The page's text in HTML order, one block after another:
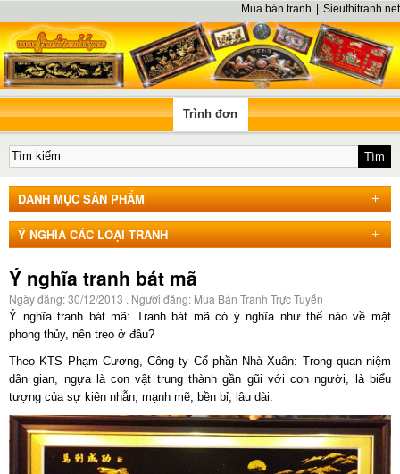
Sieuthitranh.net
Mua bán tranh
Trình đơn
DANH MỤC SẢN PHẨM
Ý NGHĨA CÁC LOẠI TRANH
Ý nghĩa tranh bát mã
Ngày đăng:30/12/2013 . Người đăng: Mua Bán Tranh Trực Tuyến
Ý nghĩa tranh bát mã: Tranh bát mã có ý nghĩa như thế nào về mặt
phong thủy, nên treo ở đâu?
Theo KTS Phạm Cương, Công ty Cổ phần Nhà Xuân: Trong quan niệm
dân gian, ngựa là con vật trung thành gần gũi với con người, là biểu
tượng của sự kiên nhẫn, mạnh mẽ, bền bỉ, lâu dài.